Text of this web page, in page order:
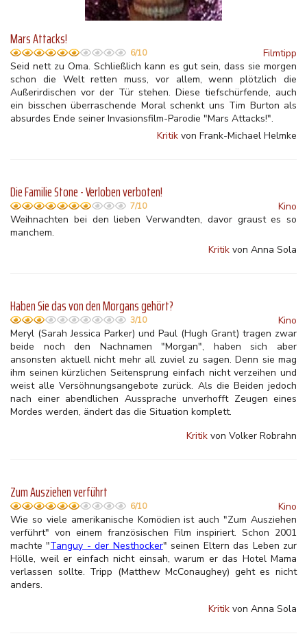
Mars Attacks!
6/10
Filmtipp
Seid nett zu Oma. Schließlich kann es gut sein, dass sie morgen
schon die Welt retten muss, vor allem, wenn plötzlich die
Außerirdischen vor der Tür stehen. Diese tiefschürfende, auch
ein bisschen überraschende Moral schenkt uns Tim Burton als
absurdes Ende seiner Invasionsfilm-Parodie "Mars Attacks!".
Kritik von Frank-Michael Helmke
Die Familie Stone - Verloben verboten!
7/10
Kino
Weihnachten bei den lieben Verwandten, davor graust es so
manchem.
Kritik von Anna Sola
Haben Sie das von den Morgans gehört?
3/10
Kino
Meryl (Sarah Jessica Parker) und Paul (Hugh Grant) tragen zwar
beide noch den Nachnamen "Morgan", haben sich aber
ansonsten aktuell nicht mehr all zuviel zu sagen. Denn sie mag
ihm seinen kürzlichen Seitensprung einfach nicht verzeihen und
weist alle Versöhnungsangebote zurück. Als die Beiden jedoch
nach einer abendlichen Aussprache unverhofft Zeugen eines
Mordes werden, ändert das die Situation komplett.
Kritik von Volker Robrahn
Zum Ausziehen verführt
6/10
Kino
Wie so viele amerikanische Komödien ist auch "Zum Ausziehen
verführt" von einem französischen Film inspiriert. Schon 2001
machte "Tanguy - der Nesthocker" seinen Eltern das Leben zur
Hölle, weil er einfach nicht einsah, warum er das Hotel Mama
verlassen sollte. Tripp (Matthew McConaughey) geht es nicht
anders.
Kritik von Anna Sola